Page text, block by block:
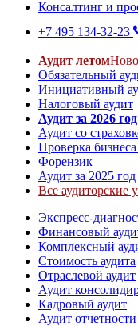
Консалтинг и
+7 495 134-32-23
Аудит летом
Обязательный
Инициативный
Налоговый аудит
Аудит за 2026 год
Аудит со
Проверка
Форензик
Аудит за 2025 год
Все аудиторские
Экспресс-
Финансовый
Комплексный
Стоимость аудита
Отраслевой аудит
Аудит
Кадровый аудит
Аудит